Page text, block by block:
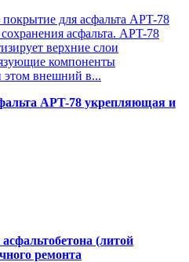
для асфальта APT-78
асфальта. APT-78
верхние слои
компоненты
этом внешний в...
APT-78 укрепляющая и
(литой
ремонта